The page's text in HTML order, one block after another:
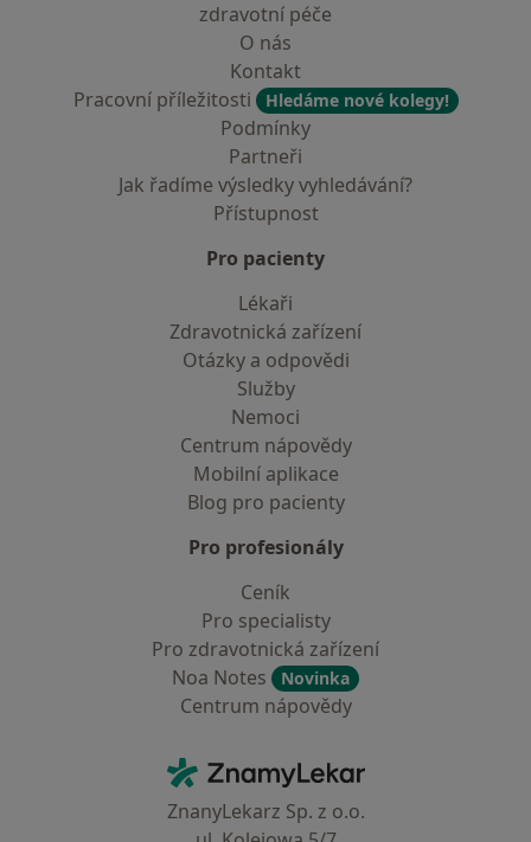
zdravotní péče
O nás
Kontakt
Pracovní příležitosti
Hledáme nové kolegy!
Podmínky
Partneři
Jak řadíme výsledky vyhledávání?
Přístupnost
Pro pacienty
Lékaři
Zdravotnická zařízení
Otázky a odpovědi
Služby
Nemoci
Centrum nápovědy
Mobilní aplikace
Blog pro pacienty
Pro profesionály
Ceník
Pro specialisty
Pro zdravotnická zařízení
Noa Notes
Novinka
Centrum nápovědy
ZnamyLekar - Hlavní stránka
ZnanyLekarz Sp. z o.o.